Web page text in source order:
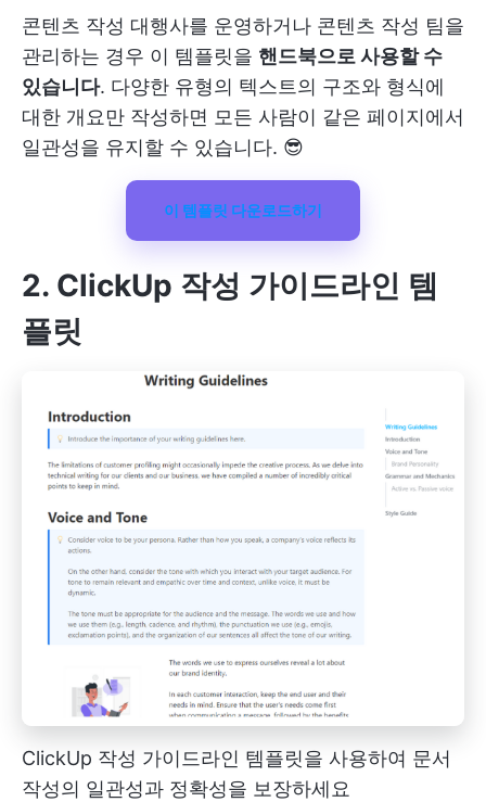
콘텐츠 작성 대행사를 운영하거나 콘텐츠 작성 팀을
관리하는 경우 이 템플릿을 핸드북으로 사용할 수
있습니다. 다양한 유형의 텍스트의 구조와 형식에
대한 개요만 작성하면 모든 사람이 같은 페이지에서
일관성을 유지할 수 있습니다. 😎
이 템플릿 다운로드하기
2. ClickUp 작성 가이드라인 템
플릿
ClickUp 작성 가이드라인 템플릿을 사용하여 문서
작성의 일관성과 정확성을 보장하세요